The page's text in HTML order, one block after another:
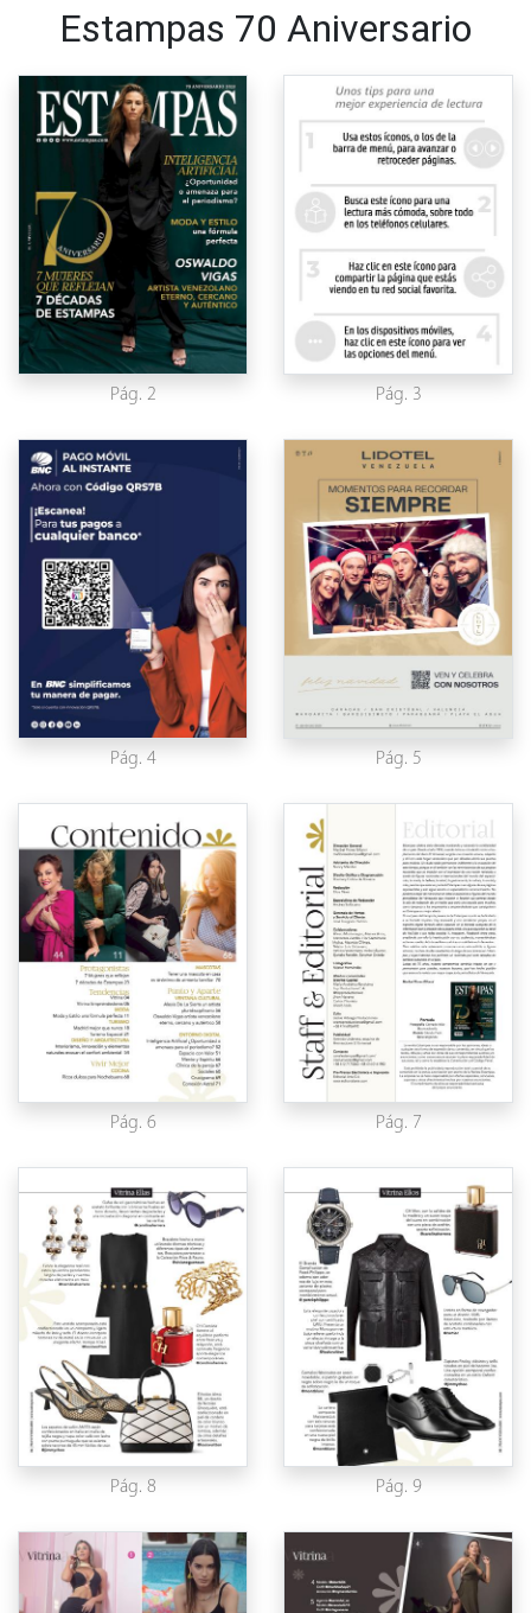
Estampas 70 Aniversario
Pág. 2 Pág. 3
Pág. 4 Pág. 5
Pág. 6 Pág. 7
Pág. 8 Pág. 9